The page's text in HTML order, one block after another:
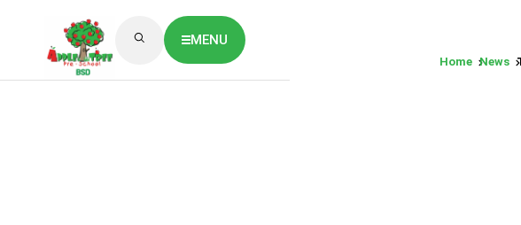
MENU
Home News